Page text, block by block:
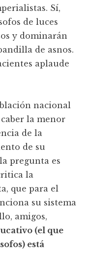
Sí,
de luces
y dominarán
de asnos.
aplaude
nacional
la menor
de la
de su
pregunta es
la
que para el
su sistema
amigos,
(el que
está